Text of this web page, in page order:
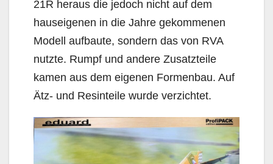
21R heraus die jedoch nicht auf dem
hauseigenen in die Jahre gekommenen
Modell aufbaute, sondern das von RVA
nutzte. Rumpf und andere Zusatzteile
kamen aus dem eigenen Formenbau. Auf
Ätz- und Resinteile wurde verzichtet.